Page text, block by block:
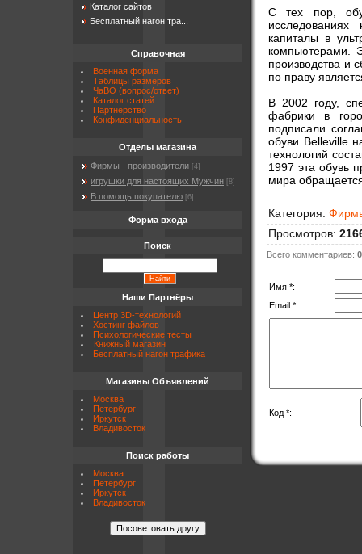
С тех пор,
капиталы в
компьютерами.
производства и
по праву
В 2002 году,
фабрики в
подписали
обуви Belleville
технологий
1997 эта обувь
мира
Категория:
Просмотров:
Всего комментариев: 0
Имя *:
Email *:
Код *:
Каталог сайтов
Бесплатный нагон тра...
Справочная
Военная форма
Таблицы размеров
ЧаВО (вопрос/ответ)
Каталог статей
Партнерство
Конфиденциальность
Отделы магазина
Фирмы - производители [4]
игрушки для настоящих Мужчин [8]
В помощь покупателю [6]
Форма входа
Поиск
Наши Партнёры
Центр 3D-технологий
Хостинг файлов
Психологические тесты
Книжный магазин
Бесплатный нагон трафика
Магазины Объявлений
Москва
Петербург
Иркутск
Владивосток
Поиск работы
Москва
Петербург
Иркутск
Владивосток